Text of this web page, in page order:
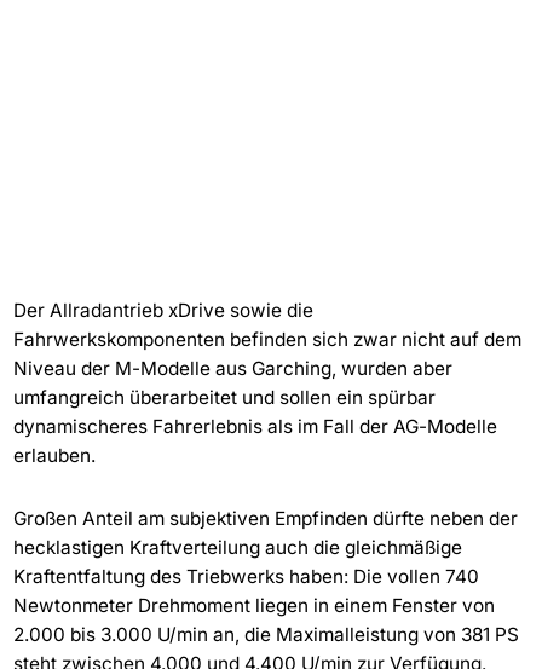
Der Allradantrieb xDrive sowie die
Fahrwerkskomponenten befinden sich zwar nicht auf dem
Niveau der M-Modelle aus Garching, wurden aber
umfangreich überarbeitet und sollen ein spürbar
dynamischeres Fahrerlebnis als im Fall der AG-Modelle
erlauben.
Großen Anteil am subjektiven Empfinden dürfte neben der
hecklastigen Kraftverteilung auch die gleichmäßige
Kraftentfaltung des Triebwerks haben: Die vollen 740
Newtonmeter Drehmoment liegen in einem Fenster von
2.000 bis 3.000 U/min an, die Maximalleistung von 381 PS
steht zwischen 4.000 und 4.400 U/min zur Verfügung.